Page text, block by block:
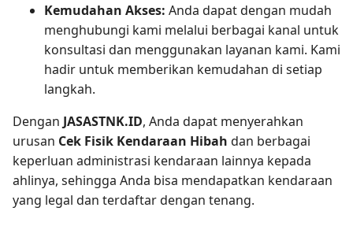
Kemudahan Akses: Anda dapat dengan mudah
menghubungi kami melalui berbagai kanal untuk
konsultasi dan menggunakan layanan kami. Kami
hadir untuk memberikan kemudahan di setiap
langkah.
Dengan JASASTNK.ID, Anda dapat menyerahkan
urusan Cek Fisik Kendaraan Hibah dan berbagai
keperluan administrasi kendaraan lainnya kepada
ahlinya, sehingga Anda bisa mendapatkan kendaraan
yang legal dan terdaftar dengan tenang.